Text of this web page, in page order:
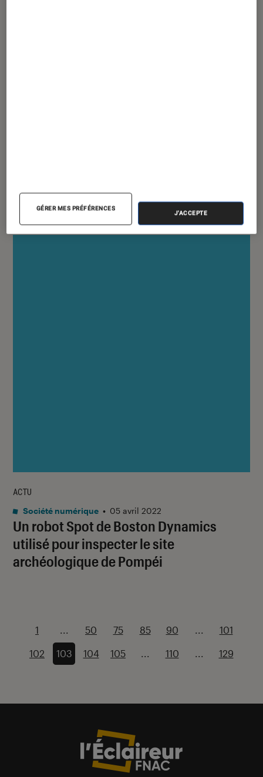
le changement climatique
Un robot Spot de Boston Dynamics
utilisé pour inspecter le site
archéologique de Pompéi
ACTU
Société numérique • 05 avril 2022
1 ... 50 75 85 90 ... 101
102 103 104 105 ... 110 ... 129
GÉRER MES PRÉFÉRENCES
J'ACCEPTE